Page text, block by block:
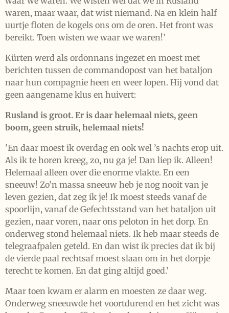
waren, maar waar, dat wist niemand. Na en klein half
uurtje floten de kogels ons om de oren. Het front was
bereikt. Toen wisten we waar we waren!’
Kürten werd als ordonnans ingezet en moest met
berichten tussen de commandopost van het bataljon
naar hun compagnie heen en weer lopen. Hij vond dat
geen aangename klus en huivert:
Rusland is groot. Er is daar helemaal niets, geen
boom, geen struik, helemaal niets!
'En daar moest ik overdag en ook wel ’s nachts erop uit.
Als ik te horen kreeg, zo, nu ga je! Dan liep ik. Alleen!
Helemaal alleen over die enorme vlakte. En een
sneeuw! Zo’n massa sneeuw heb je nog nooit van je
leven gezien, dat zeg ik je! Ik moest steeds vanaf de
spoorlijn, vanaf de Gefechtsstand van het bataljon uit
gezien, naar voren, naar ons peloton in het dorp. En
onderweg stond helemaal niets. Ik heb maar steeds de
telegraafpalen geteld. En dan wist ik precies dat ik bij
de vierde paal rechtsaf moest slaan om in het dorpje
terecht te komen. En dat ging altijd goed.’
Maar toen kwam er alarm en moesten ze daar weg.
Onderweg sneeuwde het voortdurend en het zicht was